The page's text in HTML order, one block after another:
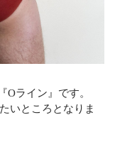
ライン』です。
いところとなりま